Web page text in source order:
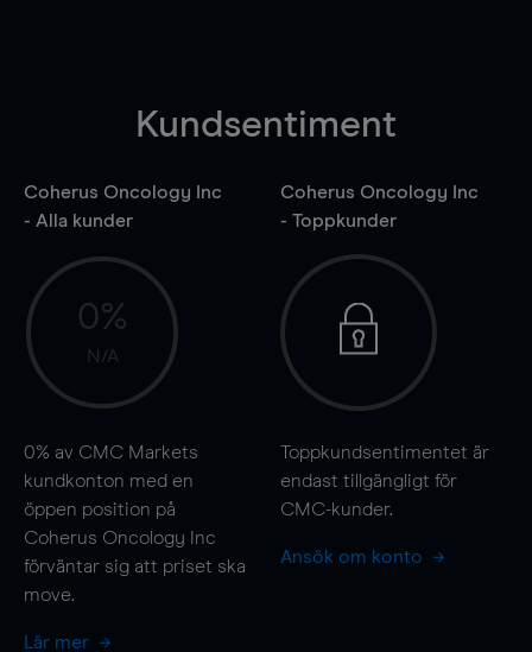
Kundsentiment
Coherus Oncology Inc
- Alla kunder
0%
N/A
0% av CMC Markets
kundkonton med en
öppen position på
Coherus Oncology Inc
förväntar sig att priset ska
move.
Lär mer
Coherus Oncology Inc
- Toppkunder
Toppkundsentimentet är
endast tillgängligt för
CMC-kunder.
Ansök om konto